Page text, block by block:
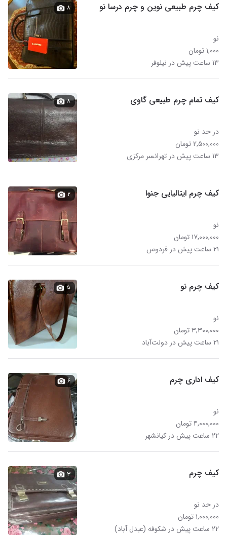
کیف چرم طبیعی نوین و چرم درسا نو
نو
۱,۰۰۰ تومان
۱۳ ساعت پیش در نیلوفر
۸
کیف تمام چرم طبیعی گاوی
در حد نو
۲,۵۰۰,۰۰۰ تومان
۱۳ ساعت پیش در تهرانسر مرکزی
۸
کیف چرم ایتالیایی جنوا
نو
۱۷,۰۰۰,۰۰۰ تومان
۲۱ ساعت پیش در فردوس
۲
کیف چرم نو
نو
۳,۳۰۰,۰۰۰ تومان
۲۱ ساعت پیش در دولت‌آباد
۵
کیف اداری چرم
نو
۴,۰۰۰,۰۰۰ تومان
۲۲ ساعت پیش در کیانشهر
۶
کیف چرم
در حد نو
۱,۰۰۰,۰۰۰ تومان
۲۲ ساعت پیش در شکوفه (عبدل آباد)
۳